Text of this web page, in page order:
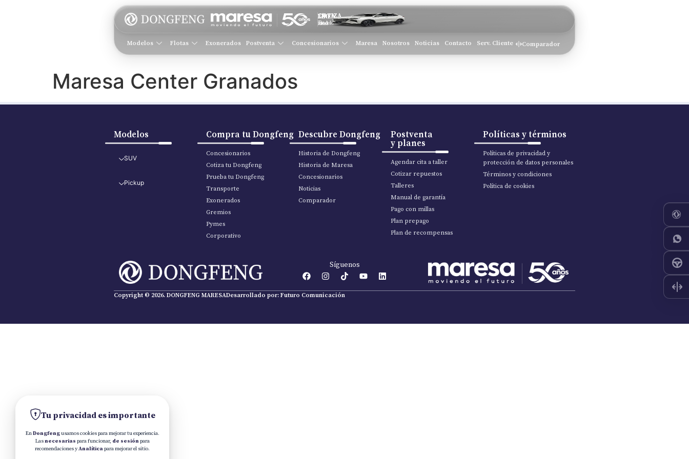
COTIZA EN LÍNEA
Tu modelo ideal
Modelos Flotas Exonerados Postventa Concesionarios Maresa Nosotros Noticias Contacto Serv. Cliente Comparador
Maresa Center Granados
Modelos
SUV
Pickup
Compra tu Dongfeng
Concesionarios
Cotiza tu Dongfeng
Prueba tu Dongfeng
Transporte
Exonerados
Gremios
Pymes
Corporativo
Descubre Dongfeng
Historia de Dongfeng
Historia de Maresa
Concesionarios
Noticias
Comparador
Postventa
y planes
Agendar cita a taller
Cotizar repuestos
Talleres
Manual de garantía
Pago con millas
Plan prepago
Plan de recompensas
Políticas y términos
Políticas de privacidad y
protección de datos personales
Términos y condiciones
Política de cookies
Síguenos
Copyright © 2026. DONGFENG MARESADesarrollado por: Futuro Comunicación
Tu privacidad es importante
EnDongfengusamos cookies para mejorar tu experiencia.
Lasnecesarias para funcionar, de sesiónpara
recomendaciones yAnalíticapara mejorar el sitio.